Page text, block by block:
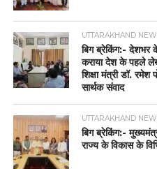
UTTARAKHAND
बिग ब्रेकिंग:- देशभर
कराया देश के पहले
शिक्षा मंत्री डॉ.
सार्थक संवाद
UTTARAKHAND
बिग ब्रेकिंग:-
राज्य के विकास के